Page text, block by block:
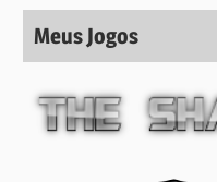
Meus Jogos